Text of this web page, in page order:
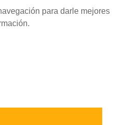
para darle mejores